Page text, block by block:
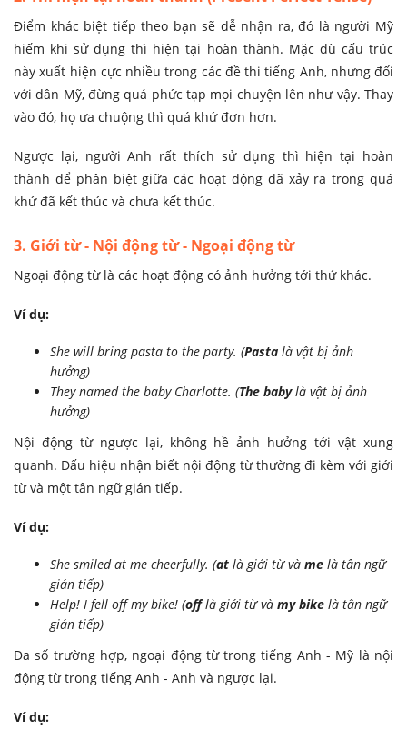
Điểm khác biệt tiếp theo bạn sẽ dễ nhận ra, đó là người Mỹ
hiếm khi sử dụng thì hiện tại hoàn thành. Mặc dù cấu trúc
này xuất hiện cực nhiều trong các đề thi tiếng Anh, nhưng đối
với dân Mỹ, đừng quá phức tạp mọi chuyện lên như vậy. Thay
vào đó, họ ưa chuộng thì quá khứ đơn hơn.
Ngược lại, người Anh rất thích sử dụng thì hiện tại hoàn
thành để phân biệt giữa các hoạt động đã xảy ra trong quá
khứ đã kết thúc và chưa kết thúc.
3. Giới từ - Nội động từ - Ngoại động từ
Ngoại động từ là các hoạt động có ảnh hưởng tới thứ khác.
Ví dụ:
She will bring pasta to the party. (Pasta là vật bị ảnh
hưởng)
They named the baby Charlotte. (The babylà vật bị ảnh
hưởng)
Nội động từ ngược lại, không hề ảnh hưởng tới vật xung
quanh. Dấu hiệu nhận biết nội động từ thường đi kèm với giới
từ và một tân ngữ gián tiếp.
Ví dụ:
She smiled at me cheerfully. (at là giới từ và me là tân ngữ
gián tiếp)
Help! I fell off my bike! (offlà giới từ và my bike là tân ngữ
gián tiếp)
Đa số trường hợp, ngoại động từ trong tiếng Anh - Mỹ là nội
động từ trong tiếng Anh - Anh và ngược lại.
Ví dụ: